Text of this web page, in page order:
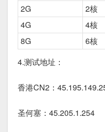
2G
2核
4G
4核
8G
6核
4.测试地址：
香港CN2：
圣何塞：45.205.1.254